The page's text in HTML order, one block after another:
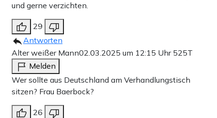
und gerne verzichten.
29
Antworten
Alter weißer Mann02.03.2025 um 12:15 Uhr 525T
Melden
Wer sollte aus Deutschland am Verhandlungstisch
sitzen? Frau Baerbock?
26